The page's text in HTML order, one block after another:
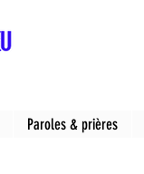
Paroles & prières